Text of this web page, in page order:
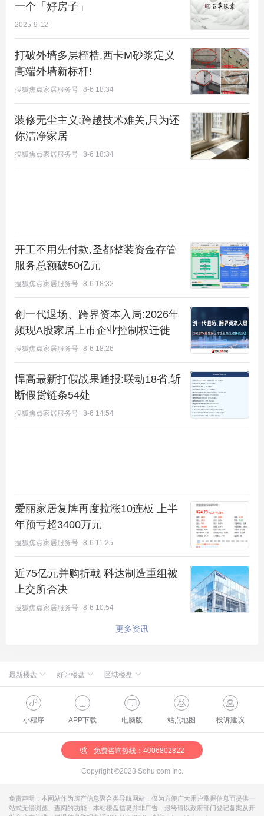
楼都有其独特的魅力，充分体现了小盘的均好性优
势。
户型亮点：中海・玉华玖章的户型设计堪称一绝，得
房率超 100%（含赠送面积）。项目通过多种创新设
计实现了高得房率，如开敞阳台赠送 50%，花池、
00%。以建面约 157㎡户型为例，该户型拥有独立玄
关，厨房朝西，避免了房间对着西面酒店的问题。同
矩，同样拥有丰富的赠送面积，总赠送面积约 22.9
㎡，实际得房率约 91.04%。
计，三面无墙、纯落地窗，实现了 270 度观景。室内
一个「好房子」
2025-9-12
打破外墙多层桎梏,西卡M砂浆定义
高端外墙新标杆!
搜狐焦点家居服务号 8-6 18:34
装修无尘主义:跨越技术难关,只为还
你洁净家居
搜狐焦点家居服务号 8-6 18:34
开工不用先付款,圣都整装资金存管
服务总额破50亿元
搜狐焦点家居服务号 8-6 18:32
创一代退场、跨界资本入局:2026年
频现A股家居上市企业控制权迁徙
搜狐焦点家居服务号 8-6 18:26
悍高最新打假战果通报:联动18省,斩
断假货链条54处
搜狐焦点家居服务号 8-6 14:54
爱丽家居复牌再度拉涨10连板 上半
年预亏超3400万元
搜狐焦点家居服务号 8-6 11:25
近75亿元并购折戟 科达制造重组被
上交所否决
搜狐焦点家居服务号 8-6 10:54
更多资讯
最新楼盘 好评楼盘 区域楼盘
新航城世界映 怀柔国贤府
缦合北京
绿城·朗月和风
懋源·騴橒臺
北京城建·文华知筑
北京城建·和知筑|铂瑞
北京建工·嘉棠雅序
国樾天颂
北京楼盘
石景山楼盘
昌平楼盘
大兴楼盘
房山楼盘
朝阳楼盘
通州楼盘
桃源新都孔雀城 华银天鹅湖
温泉新都孔雀城
中海北京世家
燕都古城·和园
中冶兴隆新城·红石郡
路劲阳光城
富力和园
小程序 APP下载 电脑版 站点地图 投诉建议
免费咨询热线：4006802822
Copyright ©2023 Sohu.com Inc.
免责声明：本网站作为房产信息聚合类导航网站，仅为方便广大用户掌握信息而提供一
站式无偿浏览、查阅的功能，本站楼盘信息并非广告，最终请以政府部门登记备案及开